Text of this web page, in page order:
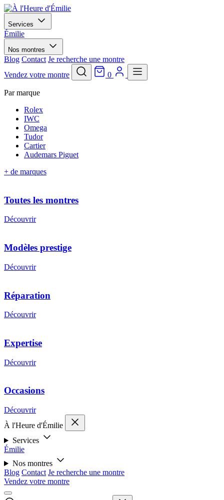
Services
Émilie
Nos montres
Blog Contact Je recherche une montre
Vendez votre montre
0
Par marque
Rolex
IWC
Omega
Tudor
Cartier
Audemars Piguet
+ de marques
Toutes les montres
Découvrir
Modèles prestige
Découvrir
Réparation
Découvrir
Expertise
Découvrir
Occasions
Découvrir
À l'Heure d'Émilie
Services
Émilie
Nos montres
Blog Contact Je recherche une montre
Vendez votre montre